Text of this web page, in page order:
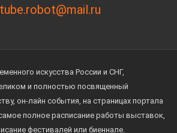
искусства России и СНГ,
и полностью посвященный
он-лайн события, на страницах портала
полное расписание работы выставок,
фестивалей или биеннале.